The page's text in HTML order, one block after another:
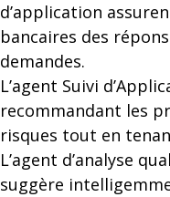
d’application
bancaires des
demandes.
L’agent Suivi
recommandant les
risques tout en
L’agent d’analyse
suggère